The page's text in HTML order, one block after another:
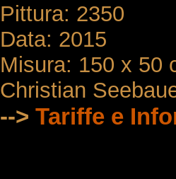
Pittura: 2350
Data: 2015
Misura: 150 x 50
Christian
--> Tariffe e